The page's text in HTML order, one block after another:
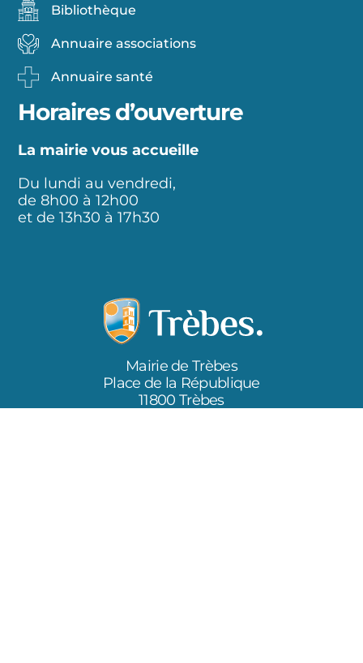
Bibliothèque
Annuaire associations
Annuaire santé
Horaires d’ouverture
La mairie vous accueille
Du lundi au vendredi,
de 8h00 à 12h00
et de 13h30 à 17h30
Mairie de Trèbes
Place de la République
11800 Trèbes